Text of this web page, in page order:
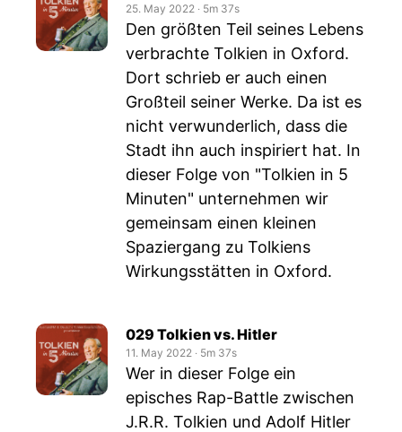
25. May 2022 ‧ 5m 37s
Den größten Teil seines Lebens
verbrachte Tolkien in Oxford.
Dort schrieb er auch einen
Großteil seiner Werke. Da ist es
nicht verwunderlich, dass die
Stadt ihn auch inspiriert hat. In
dieser Folge von "Tolkien in 5
Minuten" unternehmen wir
gemeinsam einen kleinen
Spaziergang zu Tolkiens
Wirkungsstätten in Oxford.
029 Tolkien vs. Hitler
11. May 2022 ‧ 5m 37s
Wer in dieser Folge ein
episches Rap-Battle zwischen
J.R.R. Tolkien und Adolf Hitler